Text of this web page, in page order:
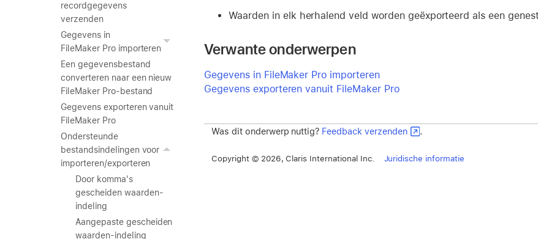
recordgegevens
verzenden
Gegevens in
FileMaker Pro importeren
Een gegevensbestand
converteren naar een nieuw
FileMaker Pro-bestand
Gegevens exporteren vanuit
FileMaker Pro
Ondersteunde
bestandsindelingen voor
importeren/exporteren
Door komma's
gescheiden waarden-
indeling
Aangepaste gescheiden
waarden-indeling
Waarden in elk herhalend veld worden geëxporteerd als een
Verwante onderwerpen
Gegevens in FileMaker Pro importeren
Gegevens exporteren vanuit FileMaker Pro
Was dit onderwerp nuttig? Feedback verzenden .
Copyright © 2026, Claris International Inc. Juridische informatie